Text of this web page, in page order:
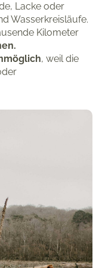
Lacke oder
Wasserkreisläufe.
Kilometer
, weil die